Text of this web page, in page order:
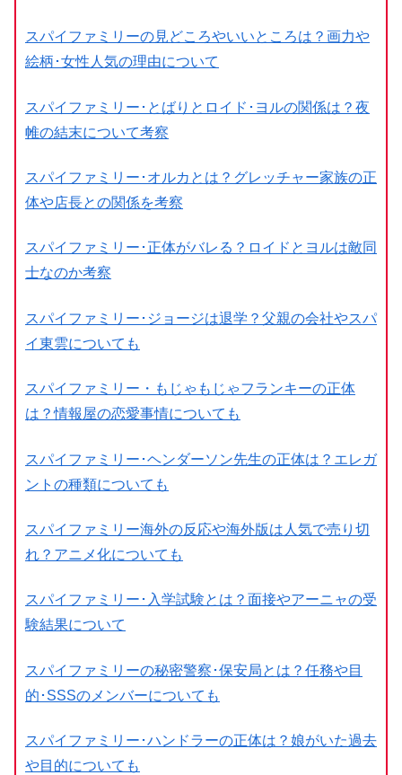
スパイファミリーの見どころやいいところは？画力や
絵柄･女性人気の理由について
スパイファミリー･とばりとロイド･ヨルの関係は？夜
帷の結末について考察
スパイファミリー･オルカとは？グレッチャー家族の正
体や店長との関係を考察
スパイファミリー･正体がバレる？ロイドとヨルは敵同
士なのか考察
スパイファミリー･ジョージは退学？父親の会社やスパ
イ東雲についても
スパイファミリー・もじゃもじゃフランキーの正体
は？情報屋の恋愛事情についても
スパイファミリー･ヘンダーソン先生の正体は？エレガ
ントの種類についても
スパイファミリー海外の反応や海外版は人気で売り切
れ？アニメ化についても
スパイファミリー･入学試験とは？面接やアーニャの受
験結果について
スパイファミリーの秘密警察･保安局とは？任務や目
的･SSSのメンバーについても
スパイファミリー･ハンドラーの正体は？娘がいた過去
や目的についても